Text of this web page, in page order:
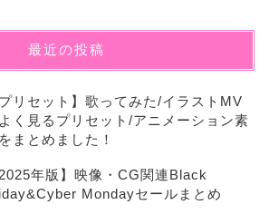
最近の投稿
プリセット】歌ってみた/イラストMV
く見るプリセット/アニメーション素
まとめました！
2025年版】映像・CG関連Black
Mondayセールまとめ